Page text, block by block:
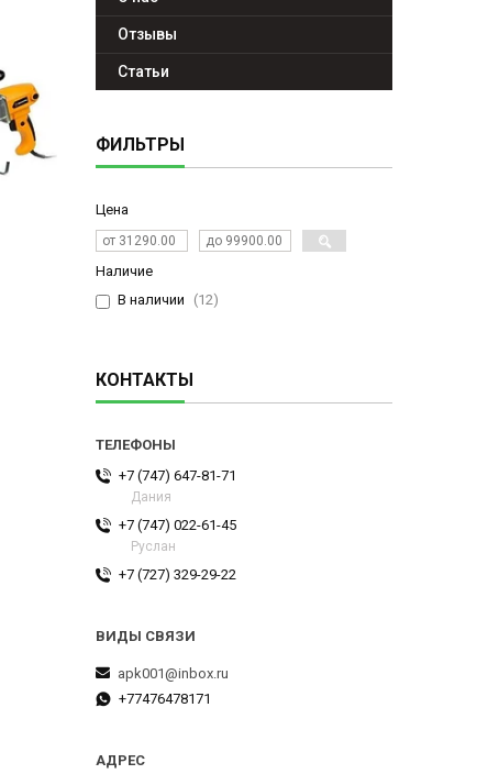
Отзывы
Статьи
ФИЛЬТРЫ
Цена
Наличие
В наличии
12
КОНТАКТЫ
+7 (747) 647-81-71
Дания
+7 (747) 022-61-45
Руслан
+7 (727) 329-29-22
apk001@inbox.ru
+77476478171